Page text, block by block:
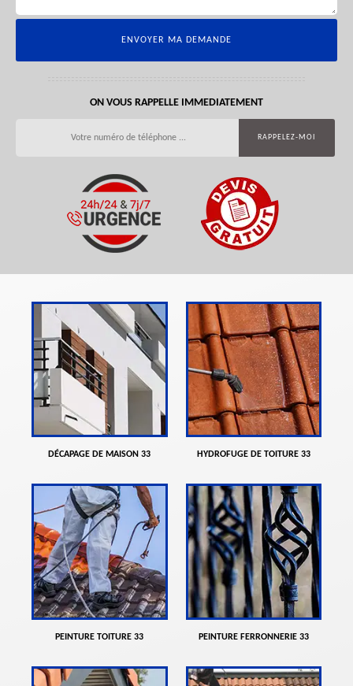
ON VOUS RAPPELLE IMMEDIATEMENT
DÉCAPAGE DE MAISON 33 HYDROFUGE DE TOITURE 33
PEINTURE TOITURE 33 PEINTURE FERRONNERIE 33